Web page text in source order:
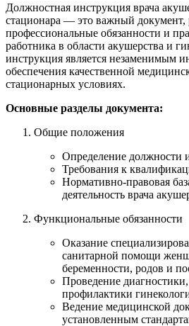
Должностная инструкция врача
стационара — это важный
профессиональные обязанности и
работника в области акушерства и
инструкция является незаменимым
обеспечения качественной
стационарных условиях.
Основные разделы документа:
Общие положения
Определение должности
Требования к
Нормативно-правовая
деятельность врача
Функциональные обязанности
Оказание
санитарной помощи
беременности, родов и
Проведение
профилактики
Ведение медицинской
установленным